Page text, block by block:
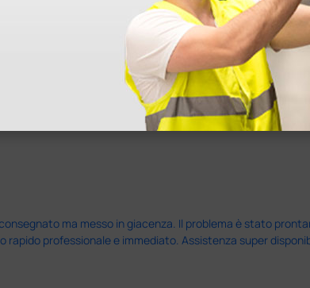
ma messo in giacenza. Il problema è stato
professionale e immediato. Assistenza super